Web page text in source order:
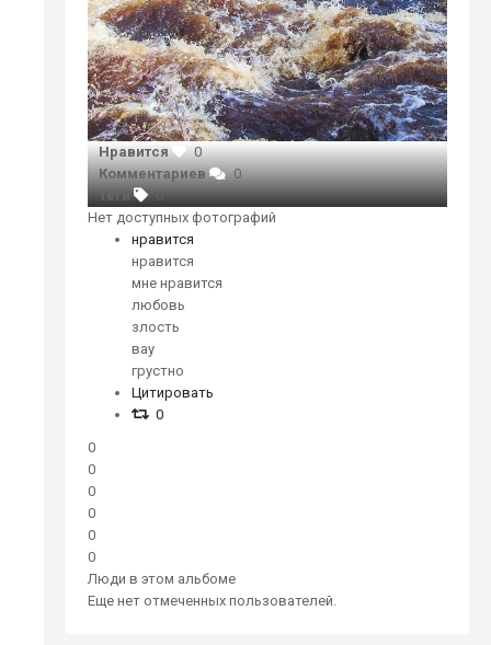
Нравится
0
Комментариев
0
Теги
0
Нет доступных фотографий
нравится
нравится
мне нравится
любовь
злость
вау
грустно
Цитировать
0
0
0
0
0
0
0
Люди в этом альбоме
Еще нет отмеченных пользователей.